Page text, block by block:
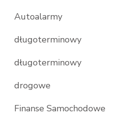
Autoalarmy
długoterminowy
długoterminowy
drogowe
Finanse Samochodowe